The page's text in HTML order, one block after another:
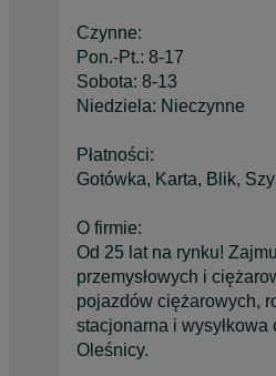
Czynne:
Pon.-Pt.: 8-17
Sobota: 8-13
Niedziela: Nieczynne
Płatności:
Gotówka, Karta, Blik,
O firmie:
Od 25 lat na rynku!
przemysłowych i
pojazdów ciężarowych,
stacjonarna i wysyłkowa
Oleśnicy.